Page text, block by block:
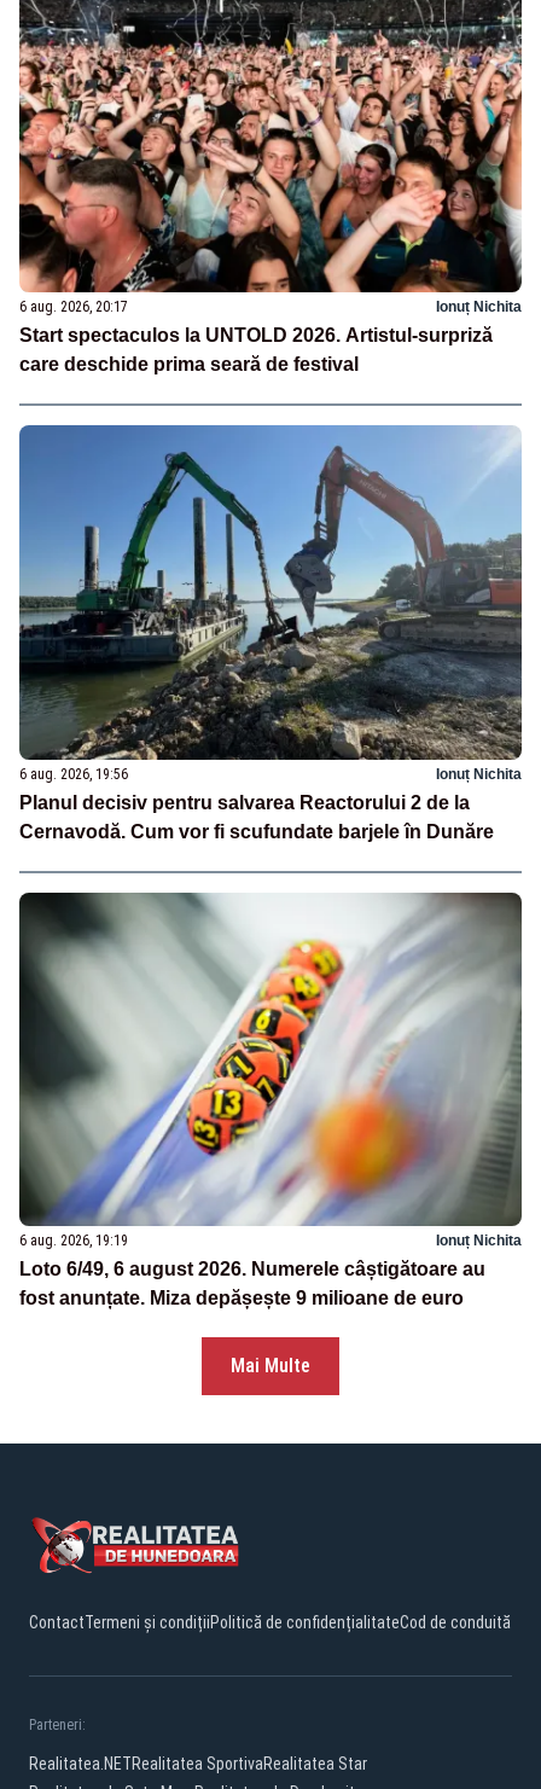
6 aug. 2026, 20:17 Ionuț Nichita
Start spectaculos la UNTOLD 2026. Artistul-surpriză
care deschide prima seară de festival
6 aug. 2026, 19:56 Ionuț Nichita
Planul decisiv pentru salvarea Reactorului 2 de la
Cernavodă. Cum vor fi scufundate barjele în Dunăre
6 aug. 2026, 19:19 Ionuț Nichita
Loto 6/49, 6 august 2026. Numerele câștigătoare au
fost anunțate. Miza depășește 9 milioane de euro
Mai Multe
ContactTermeni și condițiiPolitică de confidențialitateCod de conduită
Parteneri:
Realitatea.NETRealitatea SportivaRealitatea Star